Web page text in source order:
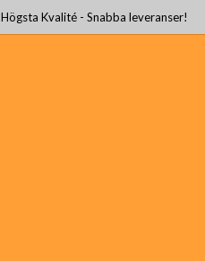
Högsta Kvalité - Snabba leveranser!